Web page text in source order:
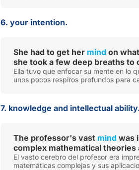
6. your intention.
She had to get her mind on
she took a few deep breaths to
Ella tuvo que enfocar su mente en lo
unos pocos respiros profundos para
7. knowledge and intellectual ability.
The professor's vast mind was
complex mathematical
El vasto cerebro del profesor era
matemáticas complejas y sus